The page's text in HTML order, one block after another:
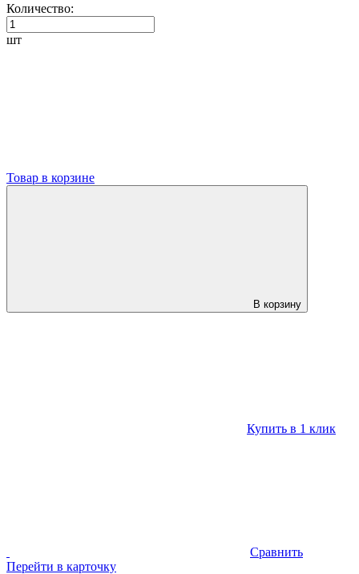
Количество:
шт
Товар в корзине
В корзину
Купить в 1 клик
Сравнить
Перейти в карточку